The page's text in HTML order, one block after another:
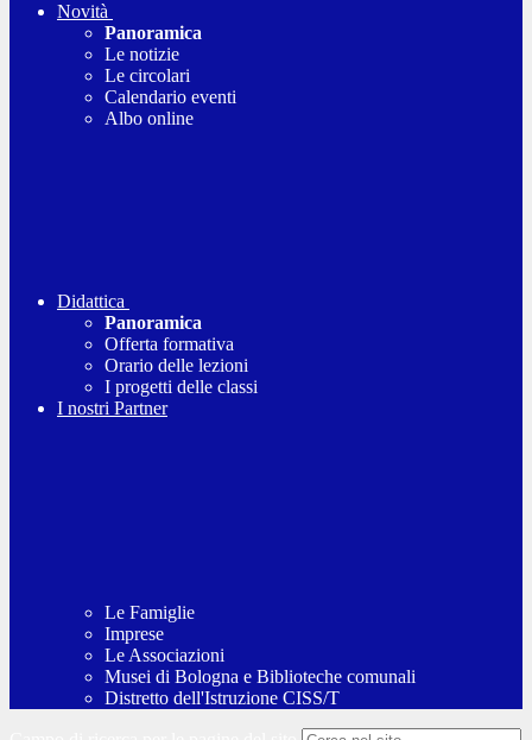
Novità
Panoramica
Le notizie
Le circolari
Calendario eventi
Albo online
Didattica
Panoramica
Offerta formativa
Orario delle lezioni
I progetti delle classi
I nostri Partner
Le Famiglie
Imprese
Le Associazioni
Musei di Bologna e Biblioteche comunali
Distretto dell'Istruzione CISS/T